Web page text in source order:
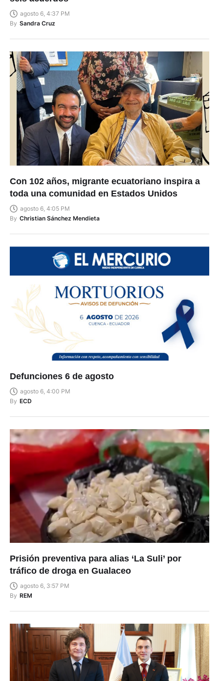
agosto 6, 4:37 PM
By Sandra Cruz
Con 102 años, migrante ecuatoriano inspira a
toda una comunidad en Estados Unidos
agosto 6, 4:05 PM
By Christian Sánchez Mendieta
Defunciones 6 de agosto
agosto 6, 4:00 PM
By ECD
Prisión preventiva para alias ‘La Suli’ por
tráfico de droga en Gualaceo
agosto 6, 3:57 PM
By REM